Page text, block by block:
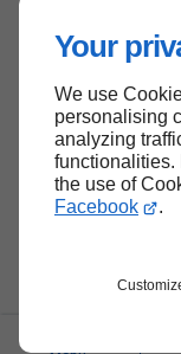
Your
We use
personalising
analyzing
functionalities.
the use of
Facebook
.